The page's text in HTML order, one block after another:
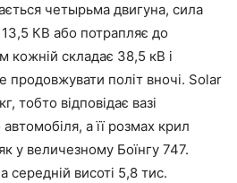
четырьма двигуна, сила
КВ або потрапляє до
кожній складає 38,5 кВ і
продовжувати політ вночі. Solar
тобто відповідає вазі
а її розмах крил
у величезному Боїнгу 747.
середній висоті 5,8 тис.